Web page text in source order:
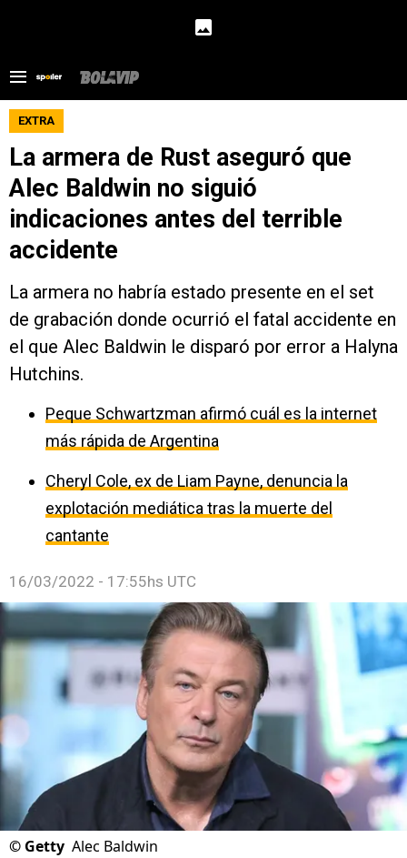
EXTRA
La armera de Rust aseguró que
Alec Baldwin no siguió
indicaciones antes del terrible
accidente
La armera no habría estado presente en el set
de grabación donde ocurrió el fatal accidente en
el que Alec Baldwin le disparó por error a Halyna
Hutchins.
Peque Schwartzman afirmó cuál es la internet
más rápida de Argentina
Cheryl Cole, ex de Liam Payne, denuncia la
explotación mediática tras la muerte del
cantante
16/03/2022 - 17:55hs UTC
© Getty Alec Baldwin